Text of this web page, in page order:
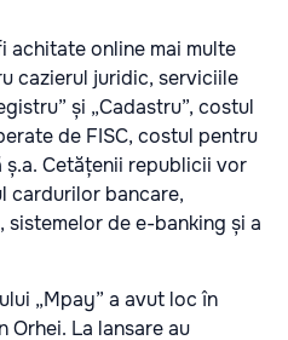
achitate online mai multe
cazierul juridic, serviciile
și „Cadastru”, costul
de FISC, costul pentru
Cetățenii republicii vor
cardurilor bancare,
de e-banking și a
„Mpay” a avut loc în
Orhei. La lansare au